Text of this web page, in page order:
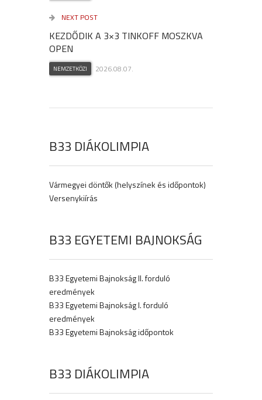
NEXT POST
KEZDŐDIK A 3×3 TINKOFF MOSZKVA
OPEN
NEMZETKÖZI 2026.08.07.
B33 DIÁKOLIMPIA
Vármegyei döntők (helyszínek és időpontok)
Versenykiírás
B33 EGYETEMI BAJNOKSÁG
B33 Egyetemi Bajnokság II. forduló
eredmények
B33 Egyetemi Bajnokság I. forduló
eredmények
B33 Egyetemi Bajnokság időpontok
B33 DIÁKOLIMPIA